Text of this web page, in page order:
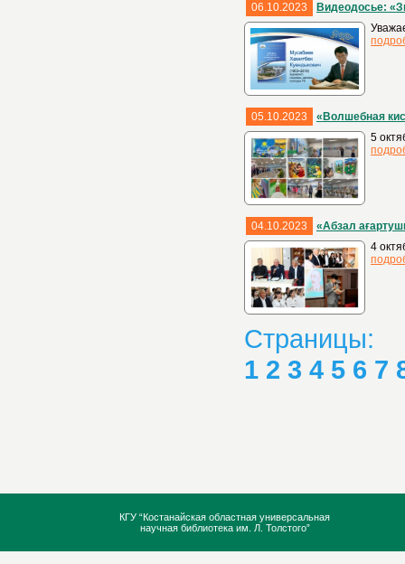
06.10.2023
Видеодосье:
05.10.2023
«Волшебная
5
04.10.2023
«Абзал
4
Страницы:
1 2 3 4 5 6 7
КГУ “Костанайская областная универсальная
научная библиотека им. Л. Толстого”